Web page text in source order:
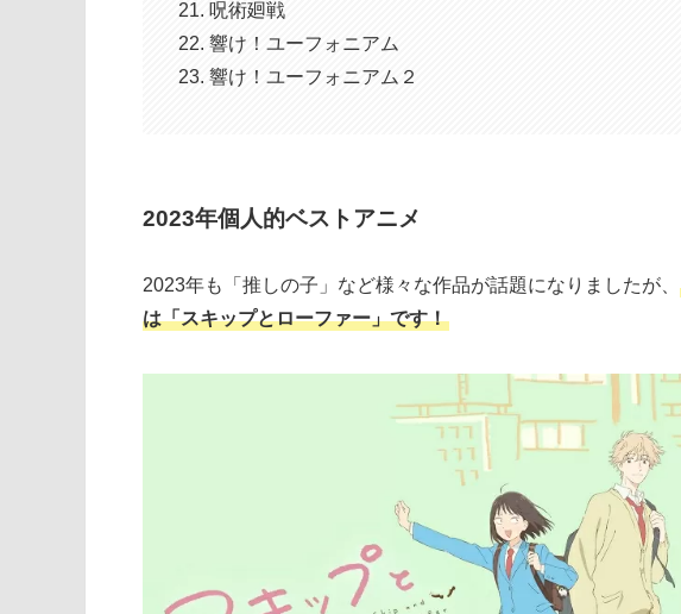
呪術廻戦
響け！ユーフォニアム
響け！ユーフォニアム２
2023年個人的ベストアニメ
2023年も「推しの子」など様々な作品が話題になりましたが、
は「スキップとローファー」です！